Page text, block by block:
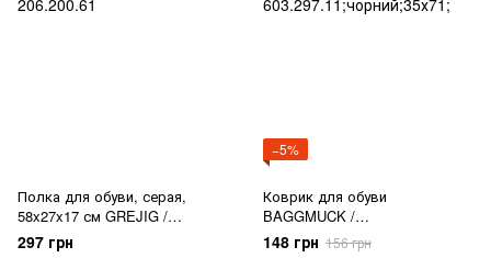
Полка для обуви, серая,
58x27x17 см GREJIG /
206.200.61
297 грн
−5%
Коврик для обуви
BAGGMUCK /
603.297.11;чорний;35х71;
148 грн 156 грн